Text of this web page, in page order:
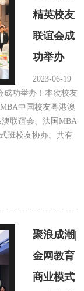
精英校友
联谊会成
功举办
2023-06-19
成功举办！本次校友
中国校友粤港澳
联谊会、法国MBA
班校友协办。共有
聚浪成潮|
金网教育
商业模式